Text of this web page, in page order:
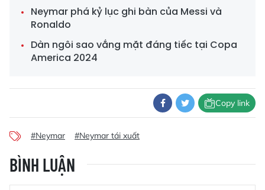
Neymar phá kỷ lục ghi bàn của Messi và
Ronaldo
Dàn ngôi sao vắng mặt đáng tiếc tại Copa
America 2024
Copy link
#Neymar #Neymar tái xuất
BÌNH LUẬN